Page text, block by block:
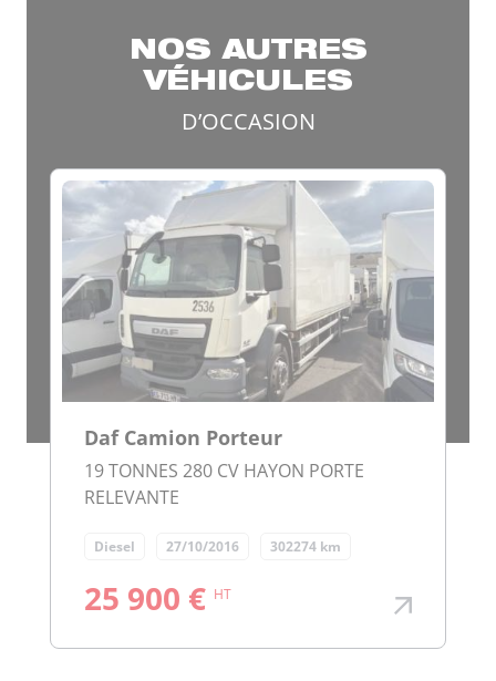
NOS AUTRES
VÉHICULES
D’OCCASION
Daf Camion Porteur
19 TONNES 280 CV HAYON PORTE
RELEVANTE
Diesel 27/10/2016 302274 km
25 900 € HT